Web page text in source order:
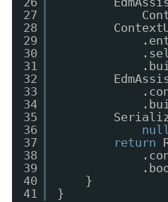
27
28
29
30
31
32
33
34
35
36
37
38
39
40
41
return
}
}